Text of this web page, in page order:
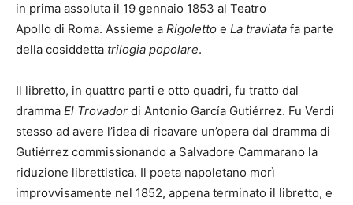
in prima assoluta il 19 gennaio 1853 al Teatro
Apollo di Roma. Assieme a Rigoletto e La traviata fa parte
della cosiddetta trilogia popolare.
Il libretto, in quattro parti e otto quadri, fu tratto dal
dramma El Trovador di Antonio García Gutiérrez. Fu Verdi
stesso ad avere l’idea di ricavare un’opera dal dramma di
Gutiérrez commissionando a Salvadore Cammarano la
riduzione librettistica. Il poeta napoletano morì
improvvisamente nel 1852, appena terminato il libretto, e